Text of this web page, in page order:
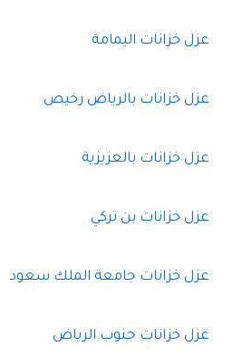
عزل خزانات اليمامة
عزل خزانات بالرياض رخيص
عزل خزانات بالعزيزية
عزل خزانات بن تركي
عزل خزانات جامعة الملك سعود
عزل خزانات جنوب الرياض